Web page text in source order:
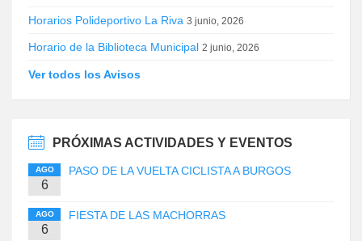
Horarios Polideportivo La Riva 3 junio, 2026
Horario de la Biblioteca Municipal 2 junio, 2026
Ver todos los Avisos
PRÓXIMAS ACTIVIDADES Y EVENTOS
AGO
6
PASO DE LA VUELTA CICLISTA A BURGOS
AGO
6
FIESTA DE LAS MACHORRAS